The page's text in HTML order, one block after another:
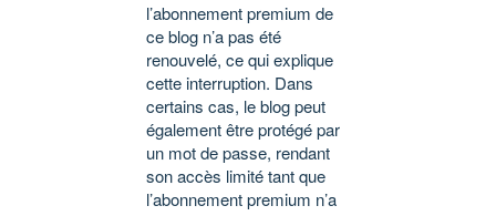
l’abonnement premium de
ce blog n’a pas été
renouvelé, ce qui explique
cette interruption. Dans
certains cas, le blog peut
également être protégé par
un mot de passe, rendant
son accès limité tant que
l’abonnement premium n’a